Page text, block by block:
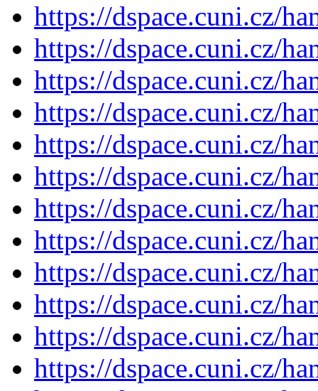
https://dspace.cuni.cz/
https://dspace.cuni.cz/
https://dspace.cuni.cz/
https://dspace.cuni.cz/
https://dspace.cuni.cz/
https://dspace.cuni.cz/
https://dspace.cuni.cz/
https://dspace.cuni.cz/
https://dspace.cuni.cz/
https://dspace.cuni.cz/
https://dspace.cuni.cz/
https://dspace.cuni.cz/